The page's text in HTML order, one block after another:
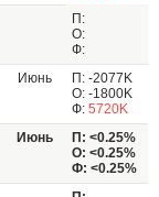
П:
О:
Ф:
Июнь
П: -2077K
О: -1800K
Ф: 5720K
Июнь
П: <0.25%
О: <0.25%
Ф: <0.25%